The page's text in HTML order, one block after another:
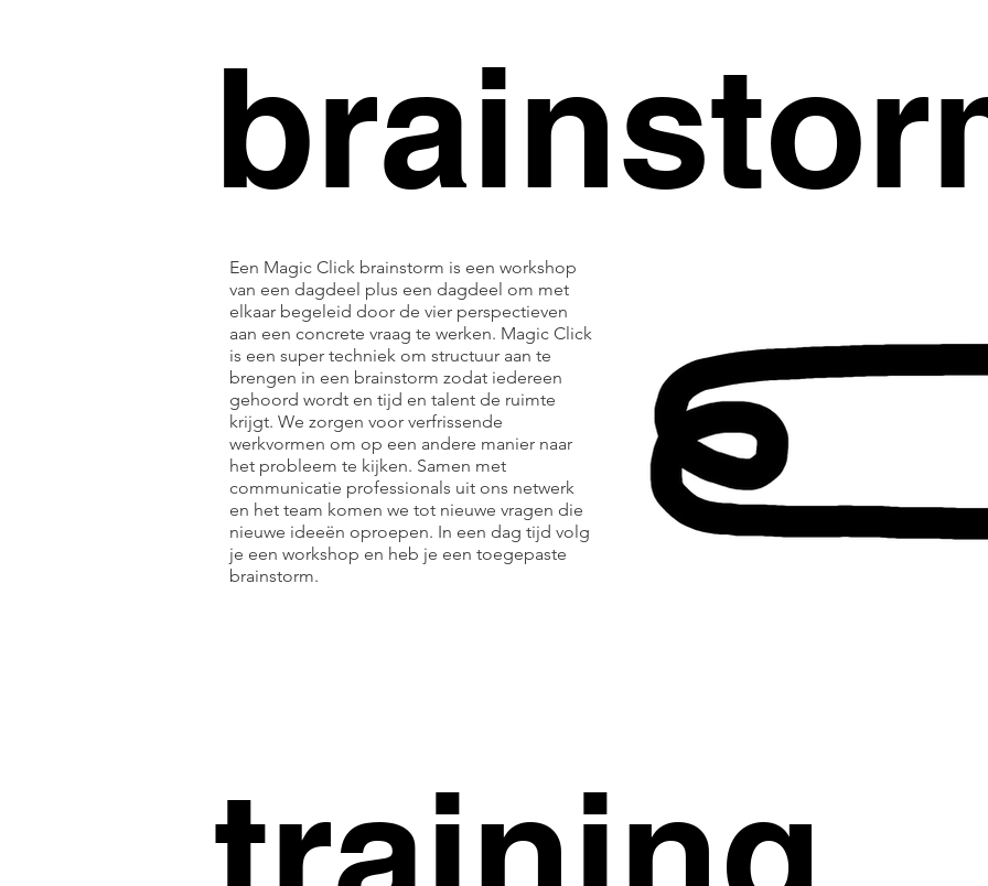
Een Magic Click brainstorm is een workshop
van een dagdeel plus een dagdeel om met
elkaar begeleid door de vier perspectieven
aan een concrete vraag te werken. Magic Click
is een super techniek om structuur aan te
brengen in een brainstorm zodat iedereen
gehoord wordt en tijd en talent de ruimte
krijgt. We zorgen voor verfrissende
werkvormen om op een andere manier naar
het probleem te kijken. Samen met
communicatie professionals uit ons netwerk
en het team komen we tot nieuwe vragen die
nieuwe ideeën oproepen. In een dag tijd volg
je een workshop en heb je een toegepaste
brainstorm.